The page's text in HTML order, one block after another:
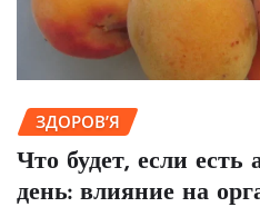
ЗДОРОВ’Я
Что будет, если
день: влияние на